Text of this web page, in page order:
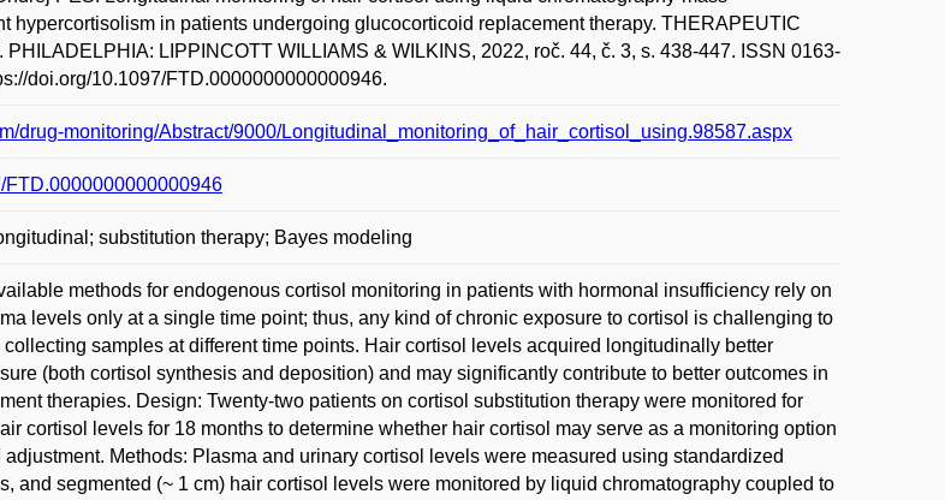
hypercortisolism in patients undergoing glucocorticoid replacement therapy. THERAPEUTIC
PHILADELPHIA: LIPPINCOTT WILLIAMS & WILKINS, 2022, roč. 44, č. 3, s. 438-447. ISSN 0163-
doi.org/10.1097/FTD.0000000000000946.
drug-monitoring/Abstract/9000/Longitudinal_monitoring_of_hair_cortisol_using.98587.aspx
FTD.0000000000000946
substitution therapy; Bayes modeling
methods for endogenous cortisol monitoring in patients with hormonal insufficiency rely on
levels only at a single time point; thus, any kind of chronic exposure to cortisol is challenging to
samples at different time points. Hair cortisol levels acquired longitudinally better
(both cortisol synthesis and deposition) and may significantly contribute to better outcomes in
therapies. Design: Twenty-two patients on cortisol substitution therapy were monitored for
cortisol levels for 18 months to determine whether hair cortisol may serve as a monitoring option
Methods: Plasma and urinary cortisol levels were measured using standardized
and segmented (~ 1 cm) hair cortisol levels were monitored by liquid chromatography coupled to